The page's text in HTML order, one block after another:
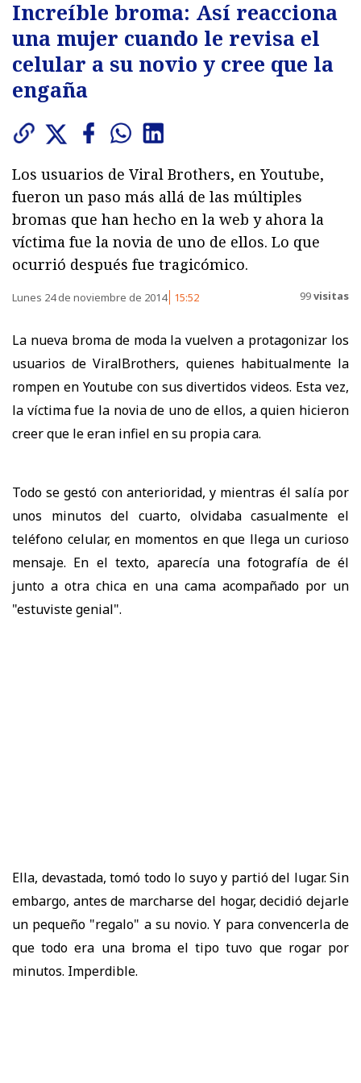
Increíble broma: Así reacciona
una mujer cuando le revisa el
celular a su novio y cree que la
engaña
Los usuarios de Viral Brothers, en Youtube,
fueron un paso más allá de las múltiples
bromas que han hecho en la web y ahora la
víctima fue la novia de uno de ellos. Lo que
ocurrió después fue tragicómico.
Lunes 24 de noviembre de 2014 15:52 99visitas
La nueva broma de moda la vuelven a protagonizar los
usuarios de ViralBrothers, quienes habitualmente la
rompen en Youtube con sus divertidos videos. Esta vez,
la víctima fue la novia de uno de ellos, a quien hicieron
creer que le eran infiel en su propia cara.
Todo se gestó con anterioridad, y mientras él salía por
unos minutos del cuarto, olvidaba casualmente el
teléfono celular, en momentos en que llega un curioso
mensaje. En el texto, aparecía una fotografía de él
junto a otra chica en una cama acompañado por un
"estuviste genial".
Ella, devastada, tomó todo lo suyo y partió del lugar. Sin
embargo, antes de marcharse del hogar, decidió dejarle
un pequeño "regalo" a su novio. Y para convencerla de
que todo era una broma el tipo tuvo que rogar por
minutos. Imperdible.